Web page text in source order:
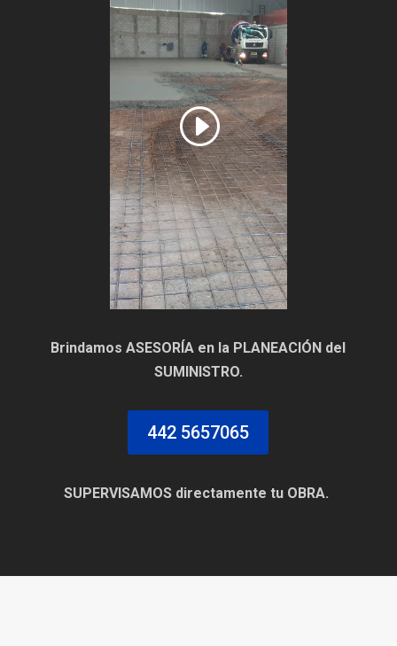
Brindamos ASESORÍA en la PLANEACIÓN del
SUMINISTRO.
442 5657065
SUPERVISAMOS directamente tu OBRA.